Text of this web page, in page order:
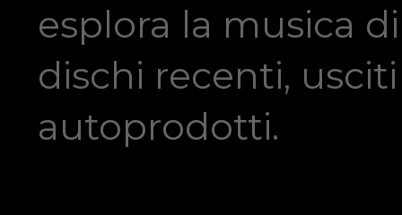
esplora la musica
dischi recenti,
autoprodotti.